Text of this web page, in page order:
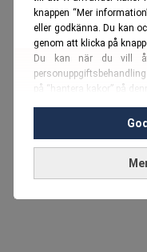
knappen “Mer
eller godkänna. Du kan
genom att klicka på
Du kan när du vill
på “hantera kakor” på
Du kan fördjupa dig
Vi använder kakor
Nödvändiga cookies